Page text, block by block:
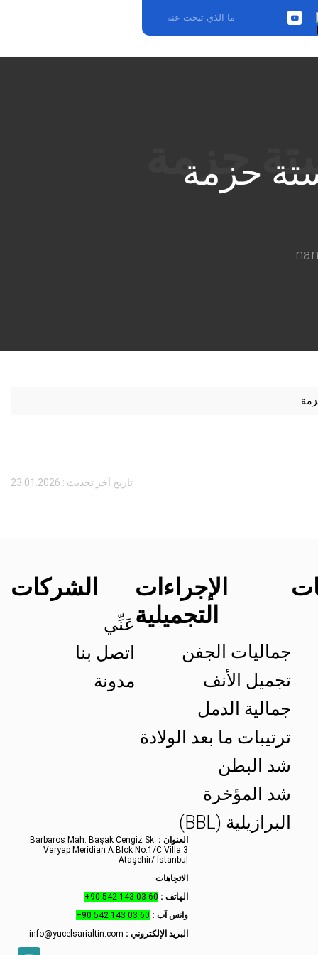
YouTube
حزمة
nan
تاريخ آخر تحديث : 23.01.2026
الشركات
ْعَنِّي
اتصل بنا
مدونة
الإجراءات
التجميلية
جماليات الجفن
تجميل الأنف
جمالية الدمل
ترتيبات ما بعد الولادة
شد البطن
شد المؤخرة
البرازيلية (BBL)
العنوان : Barbaros Mah. Başak Cengiz Sk.
Varyap Meridian A Blok No:1/C Villa 3
Ataşehir/ İstanbul
الاتجاهات
الهاتف : +90 542 143 03 60
واتس آب : +90 542 143 03 60
البريد الإلكتروني : info@yucelsarialtin.com